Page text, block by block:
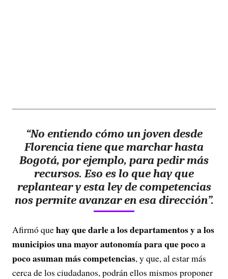
“No entiendo cómo un joven desde
Florencia tiene que marchar hasta
Bogotá, por ejemplo, para pedir más
recursos. Eso es lo que hay que
replantear y esta ley de competencias
nos permite avanzar en esa dirección”.
Afirmó quehay que darle a los departamentos y a los
municipios una mayor autonomía para que poco a
poco asuman más competencias, y que, al estar más
cerca de los ciudadanos, podrán ellos mismos proponer